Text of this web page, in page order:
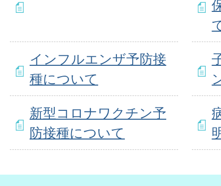
インフルエンザ予防接
種について
新型コロナワクチン予
防接種について